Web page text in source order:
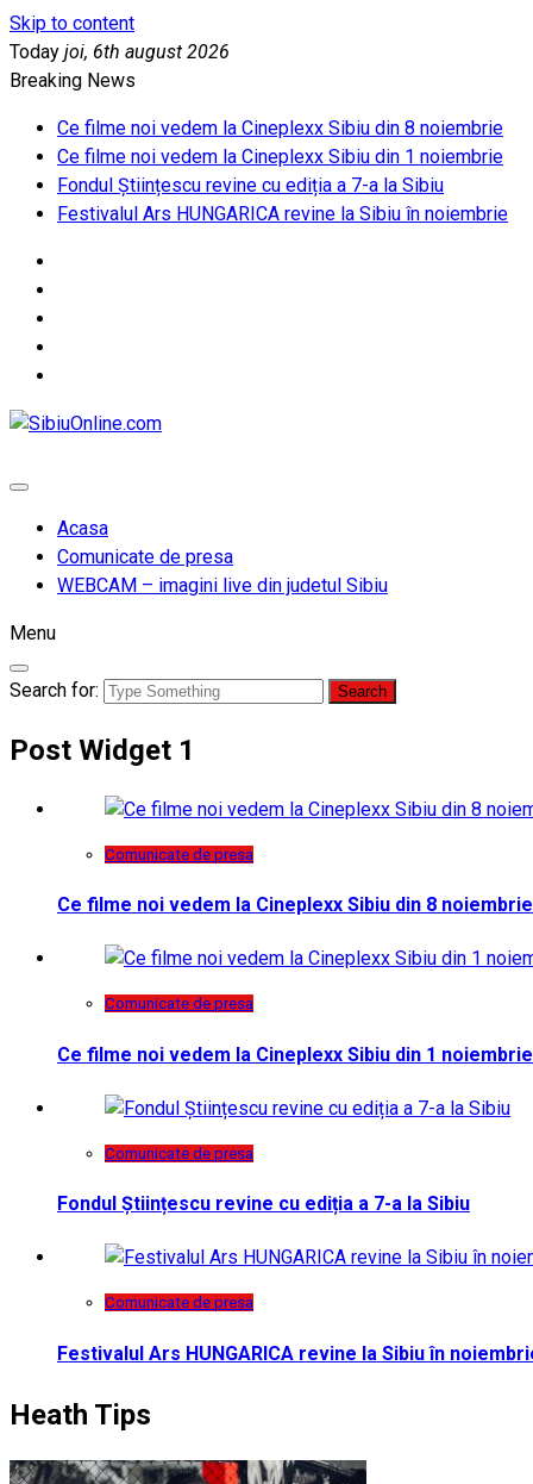
Skip to content
Today joi, 6th august 2026
Breaking News
Ce filme noi vedem la Cineplexx Sibiu din 8 noiembrie
Ce filme noi vedem la Cineplexx Sibiu din 1 noiembrie
Fondul Științescu revine cu ediția a 7-a la Sibiu
Festivalul Ars HUNGARICA revine la Sibiu în noiembrie
Acasa
Comunicate de presa
WEBCAM – imagini live din judetul Sibiu
Menu
Search for:
Post Widget 1
Comunicate de presa
Ce filme noi vedem la Cineplexx Sibiu din 8 noiembrie
Comunicate de presa
Ce filme noi vedem la Cineplexx Sibiu din 1 noiembrie
Comunicate de presa
Fondul Științescu revine cu ediția a 7-a la Sibiu
Comunicate de presa
Festivalul Ars HUNGARICA revine la Sibiu în
Heath Tips